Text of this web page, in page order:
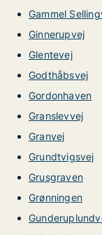
Gammel
Ginnerupvej
Glentevej
Godthåbsvej
Gordonhaven
Granslevvej
Granvej
Grundtvigsvej
Grusgraven
Grønningen